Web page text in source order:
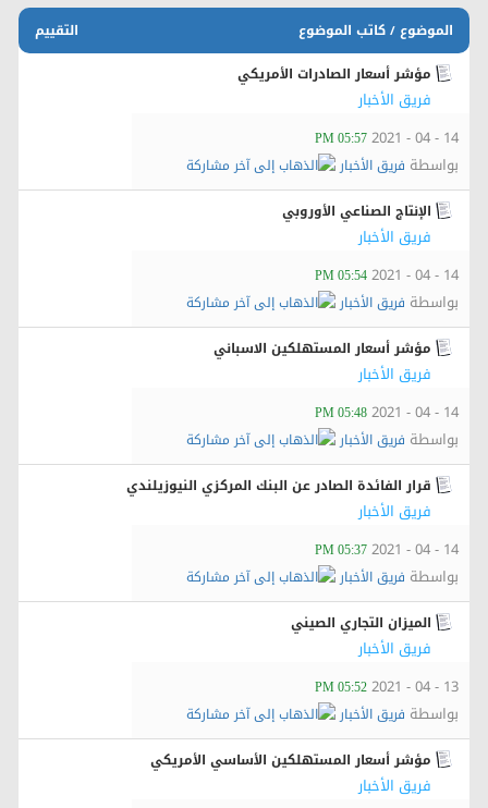
التقييم الموضوع/كاتب الموضوع
مؤشر أسعار الصادرات الأمريكي
فريق الأخبار
14 - 04 - 2021
05:57 PM
بواسطة فريق الأخبار
الإنتاج الصناعي الأوروبي
فريق الأخبار
14 - 04 - 2021
05:54 PM
بواسطة فريق الأخبار
مؤشر أسعار المستهلكين الاسباني
فريق الأخبار
14 - 04 - 2021
05:48 PM
بواسطة فريق الأخبار
قرار الفائدة الصادر عن البنك المركزي النيوزيلندي
فريق الأخبار
14 - 04 - 2021
05:37 PM
بواسطة فريق الأخبار
الميزان التجاري الصيني
فريق الأخبار
13 - 04 - 2021
05:52 PM
بواسطة فريق الأخبار
مؤشر أسعار المستهلكين الأساسي الأمريكي
فريق الأخبار